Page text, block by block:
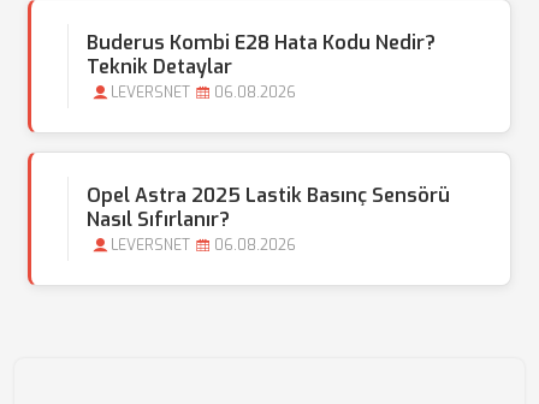
Buderus Kombi E28 Hata Kodu Nedir?
Teknik Detaylar
LEVERSNET 06.08.2026
Opel Astra 2025 Lastik Basınç Sensörü
Nasıl Sıfırlanır?
LEVERSNET 06.08.2026